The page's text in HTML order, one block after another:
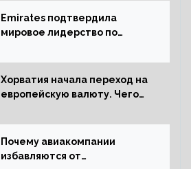
Emirates подтвердила
мировое лидерство по
Хорватия начала переход на
европейскую валюту. Чего
Почему авиакомпании
избавляются от